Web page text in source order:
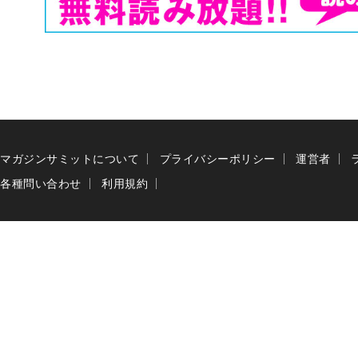
マガジンサミットについて プライバシーポリシー 運営者
各種問い合わせ
利用規約